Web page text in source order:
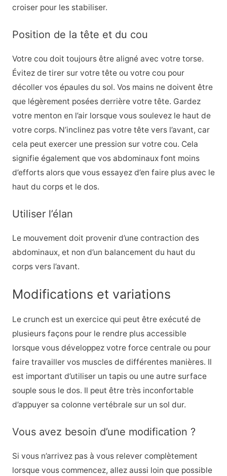
croiser pour les stabiliser.
Position de la tête et du cou
Votre cou doit toujours être aligné avec votre torse.
Évitez de tirer sur votre tête ou votre cou pour
décoller vos épaules du sol. Vos mains ne doivent être
que légèrement posées derrière votre tête. Gardez
votre menton en l’air lorsque vous soulevez le haut de
votre corps. N’inclinez pas votre tête vers l’avant, car
cela peut exercer une pression sur votre cou. Cela
signifie également que vos abdominaux font moins
d’efforts alors que vous essayez d’en faire plus avec le
haut du corps et le dos.
Utiliser l’élan
Le mouvement doit provenir d’une contraction des
abdominaux, et non d’un balancement du haut du
corps vers l’avant.
Modifications et variations
Le crunch est un exercice qui peut être exécuté de
plusieurs façons pour le rendre plus accessible
lorsque vous développez votre force centrale ou pour
faire travailler vos muscles de différentes manières. Il
est important d’utiliser un tapis ou une autre surface
souple sous le dos. Il peut être très inconfortable
d’appuyer sa colonne vertébrale sur un sol dur.
Vous avez besoin d’une modification ?
Si vous n’arrivez pas à vous relever complètement
lorsque vous commencez, allez aussi loin que possible